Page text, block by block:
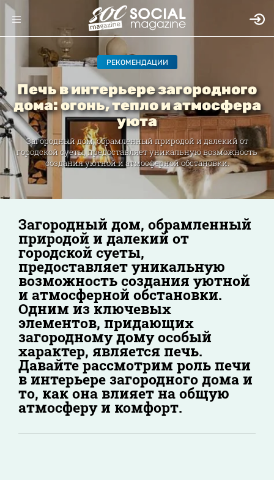
РЕКОМЕНДАЦИИ
Печь в интерьере загородного
дома: огонь, тепло и атмосфера
уюта
Загородный дом, обрамленный природой и далекий от
городской суеты, предоставляет уникальную возможность
создания уютной и атмосферной обстановки.
Загородный дом, обрамленный
природой и далекий от
городской суеты,
предоставляет уникальную
возможность создания уютной
и атмосферной обстановки.
Одним из ключевых
элементов, придающих
загородному дому особый
характер, является печь.
Давайте рассмотрим роль печи
в интерьере загородного дома и
то, как она влияет на общую
атмосферу и комфорт.